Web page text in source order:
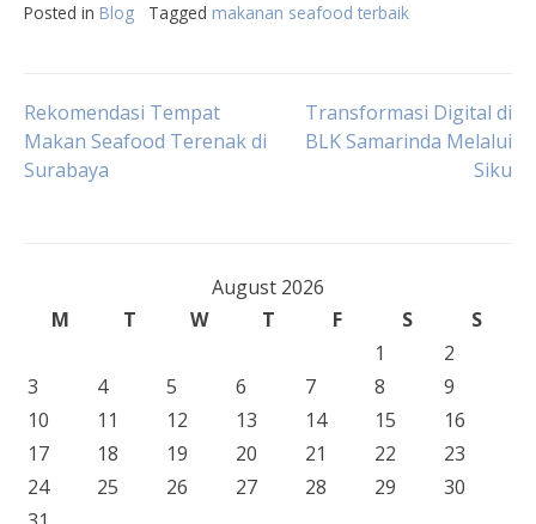
Posted in Blog Tagged makanan seafood terbaik
Post
navigation
Rekomendasi Tempat
Makan Seafood Terenak di
Surabaya
Transformasi Digital di
BLK Samarinda Melalui
Siku
August 2026
M
T W T F S
S
1
2
3
4 5 6 7 8
9
10
11 12 13 14 15
16
17
18 19 20 21 22
23
24
25 26 27 28 29
30